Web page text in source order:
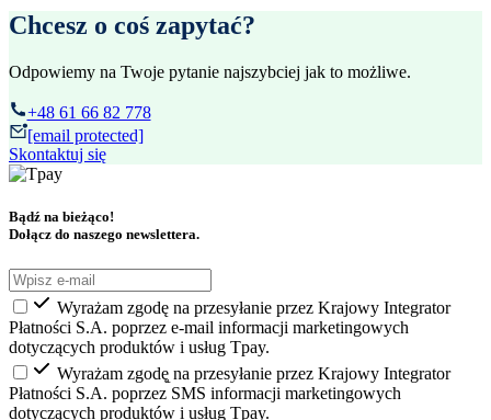
Chcesz o coś zapytać?
Odpowiemy na Twoje pytanie najszybciej jak to możliwe.
+48 61 66 82 778
[email protected]
Skontaktuj się
Bądź na bieżąco!
Dołącz do naszego newslettera.
Wyrażam zgodę na przesyłanie przez Krajowy Integrator
Płatności S.A. poprzez e-mail informacji marketingowych
dotyczących produktów i usług Tpay.
Wyrażam zgodę̨ na przesyłanie przez Krajowy Integrator
Płatności S.A. poprzez SMS informacji marketingowych
dotyczących produktów i usług Tpay.